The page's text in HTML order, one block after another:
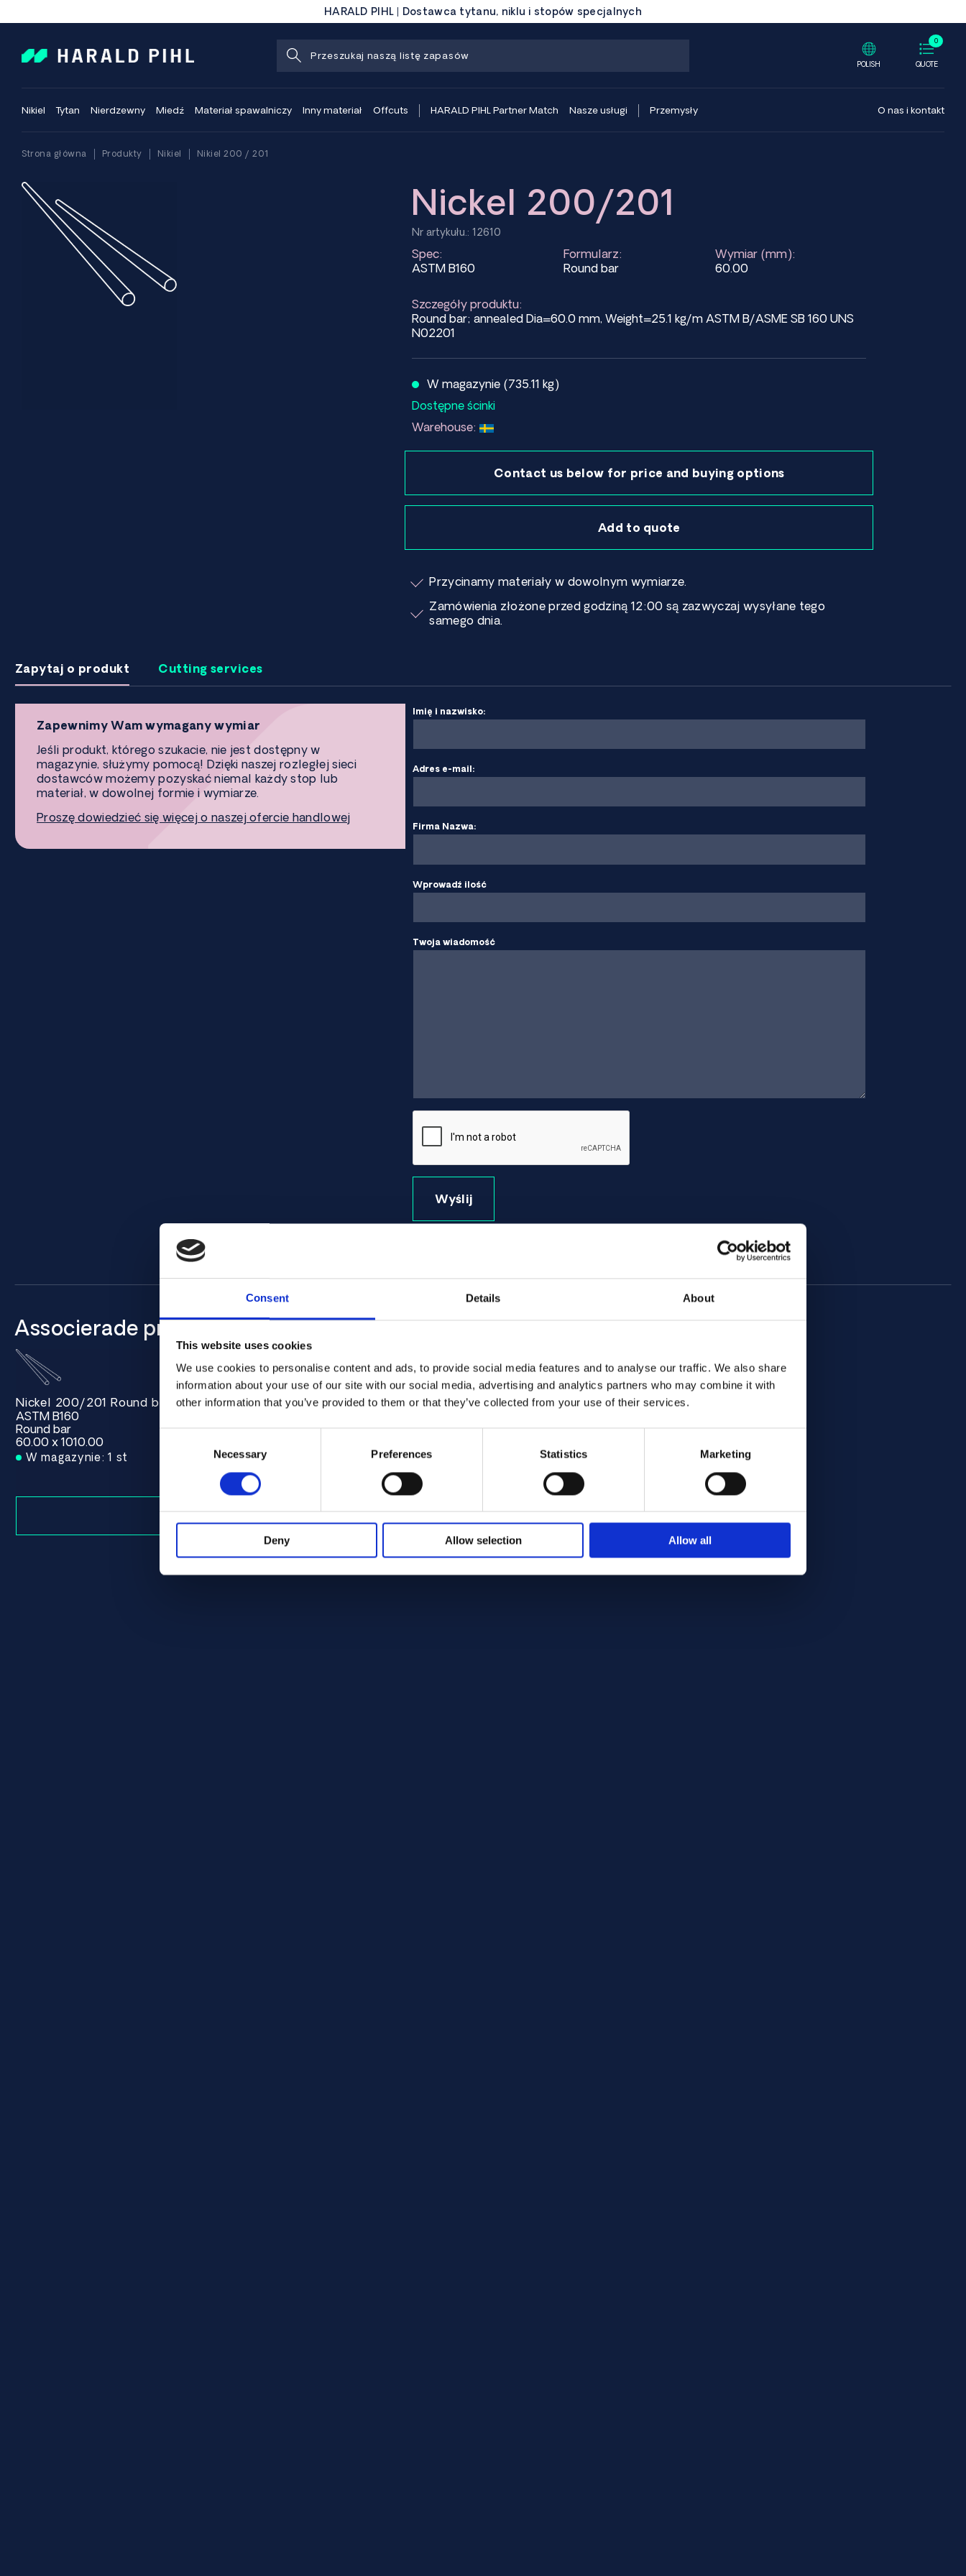
Consent Details About
This website uses cookies
We use cookies to personalise content and ads, to provide social media features and to analyse our traffic. We also share
information about your use of our site with our social media, advertising and analytics partners who may combine it with
other information that you’ve provided to them or that they’ve collected from your use of their services.
Necessary Preferences Statistics Marketing
Deny Allow selection Allow all
HARALD PIHL | Dostawca tytanu, niklu i stopów specjalnych
0
QUOTE
POLISH
Nikiel Tytan Nierdzewny Miedź Materiał spawalniczy Inny materiał Offcuts HARALD PIHL Partner Match Nasze usługi Przemysły O nas i kontakt
Strona główna Produkty Nikiel Nikiel 200 / 201
Nickel 200/201
Nr artykułu.: 12610
Spec:
ASTM B160
Formularz:
Round bar
Wymiar (mm):
60.00
Szczegóły produktu:
Round bar; annealed Dia=60.0 mm, Weight=25.1 kg/m ASTM B/ASME SB 160 UNS
N02201
W magazynie (735.11 kg)
Dostępne ścinki
Warehouse:
Contact us below for price and buying options
Add to quote
Przycinamy materiały w dowolnym wymiarze.
Zamówienia złożone przed godziną 12:00 są zazwyczaj wysyłane tego
samego dnia.
Zapytaj o produkt Cutting services
Zapewnimy Wam wymagany wymiar
Jeśli produkt, którego szukacie, nie jest dostępny w
magazynie, służymy pomocą! Dzięki naszej rozległej sieci
dostawców możemy pozyskać niemal każdy stop lub
materiał, w dowolnej formie i wymiarze.
Proszę dowiedzieć się więcej o naszej ofercie handlowej
Imię i nazwisko:
Adres e-mail:
Firma Nazwa:
Wprowadź ilość
Twoja wiadomość
Wyślij
Associerade produkter
Nickel 200/201 Round bar 60.00 x 1010.00 ASTM B160 - Offcut
ASTM B160
Round bar
60.00 x 1010.00
W magazynie: 1 st
Nickel 200/201 Round bar 60.00 x 563.00 ASTM B160 - Offcut
Round bar